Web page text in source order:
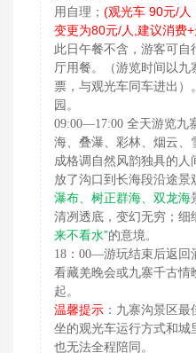
用自理； (观光车 90元/人
变更为80元/人,建议消费+
此日午餐不含，游客可自
厅用餐。（游览时间以
票，与观光车同车进出）
园。
09:00—17:00 全天游览九
海、叠瀑、彩林、烟云、
成格调自然风韵独具的
放了沟口到长海段沿途景
瀑布、树正群海、双龙海
清冽透底，变幻无穷；细
来不看水”的意境 。
18：00—游玩结束后返回
看藏羌晚会或九寨千古情
起。
温馨提示 ：九寨沟景区
坐的观光车运行方式和城
也无法全程陪同。